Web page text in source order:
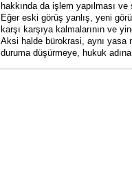
hakkında da işlem yapılması
Eğer eski görüş yanlış, yeni
karşı karşıya kalmalarının ve
Aksi halde bürokrasi, aynı yasa
duruma düşürmeye, hukuk